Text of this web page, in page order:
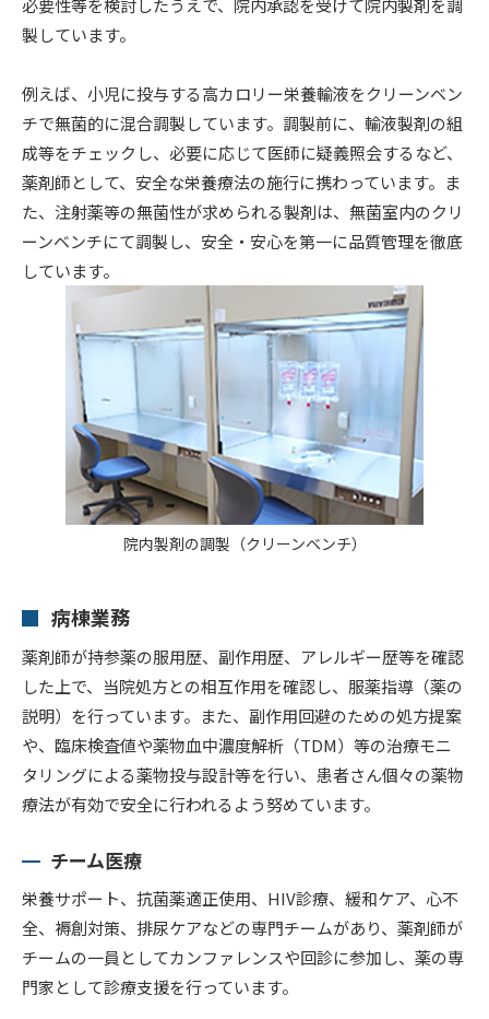
製しています。
例えば、小児に投与する高カロリー栄養輸液をクリーンベン
チで無菌的に混合調製しています。調製前に、輸液製剤の組
成等をチェックし、必要に応じて医師に疑義照会するなど、
薬剤師として、安全な栄養療法の施行に携わっています。ま
た、注射薬等の無菌性が求められる製剤は、無菌室内のクリ
ーンベンチにて調製し、安全・安心を第一に品質管理を徹底
しています。
院内製剤の調製（クリーンベンチ）
病棟業務
薬剤師が持参薬の服用歴、副作用歴、アレルギー歴等を確認
した上で、当院処方との相互作用を確認し、服薬指導（薬の
説明）を行っています。また、副作用回避のための処方提案
や、臨床検査値や薬物血中濃度解析（TDM）等の治療モニ
タリングによる薬物投与設計等を行い、患者さん個々の薬物
療法が有効で安全に行われるよう努めています。
チーム医療
栄養サポート、抗菌薬適正使用、HIV診療、緩和ケア、心不
全、褥創対策、排尿ケアなどの専門チームがあり、薬剤師が
チームの一員としてカンファレンスや回診に参加し、薬の専
門家として診療支援を行っています。